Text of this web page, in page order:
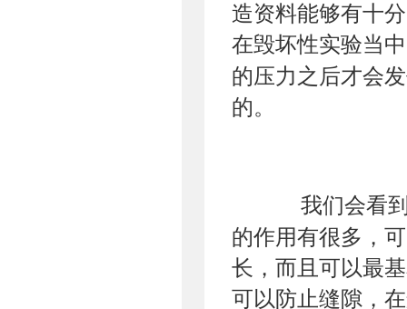
造资料能够有十
在毁坏性实验当
的压力之后才会
的。
我们会看到
的作用有很多，
长，而且可以最
可以防止缝隙，